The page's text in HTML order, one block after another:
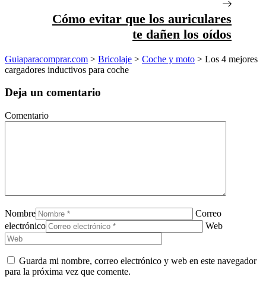
Cómo evitar que los auriculares
te dañen los oídos
Guiaparacomprar.com > Bricolaje > Coche y moto > Los 4 mejores
cargadores inductivos para coche
Deja un comentario
Comentario
Nombre
Correo
electrónico
Web
Guarda mi nombre, correo electrónico y web en este navegador
para la próxima vez que comente.